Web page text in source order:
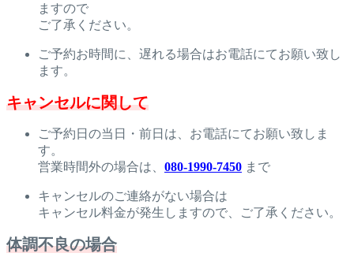
ますので
ご了承ください。
ご予約お時間に、遅れる場合はお電話にてお願い致し
ます。
キャンセルに関して
ご予約日の当日・前日は、お電話にてお願い致しま
す。
営業時間外の場合は、 080-1990-7450 まで
キャンセルのご連絡がない場合は
キャンセル料金が発生しますので、ご了承ください。
体調不良の場合